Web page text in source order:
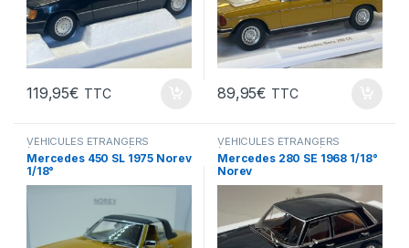
119,95€ TTC 89,95€ TTC
VÉHICULES ÉTRANGERS
(voitures,camions ...)
Mercedes 450 SL 1975 Norev
1/18°
VÉHICULES ÉTRANGERS
(voitures,camions ...)
Mercedes 280 SE 1968 1/18°
Norev